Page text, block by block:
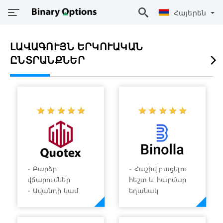
Հայերեն
ԼԱՎԱԳՈՒՅՆ ԵՐԿՈՒԱԿԱՆ
ԸՆՏՐԱՆՔՆԵՐ
☆ ☆ ☆ ☆ ☆
★ ★ ★ ★ ★
- Բարձր
վճարումներ
- Ավանդի կամ
☆ ☆ ☆ ☆ ☆
★ ★ ★ ★ ★
- Հաշիվ բացելու
հեշտ և հարմար
եղանակ